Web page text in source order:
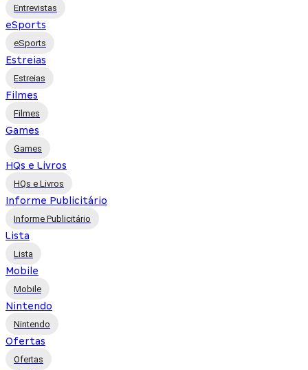
Entrevistas
eSports
eSports
Estreias
Estreias
Filmes
Filmes
Games
Games
HQs e Livros
HQs e Livros
Informe Publicitário
Informe Publicitário
Lista
Lista
Mobile
Mobile
Nintendo
Nintendo
Ofertas
Ofertas